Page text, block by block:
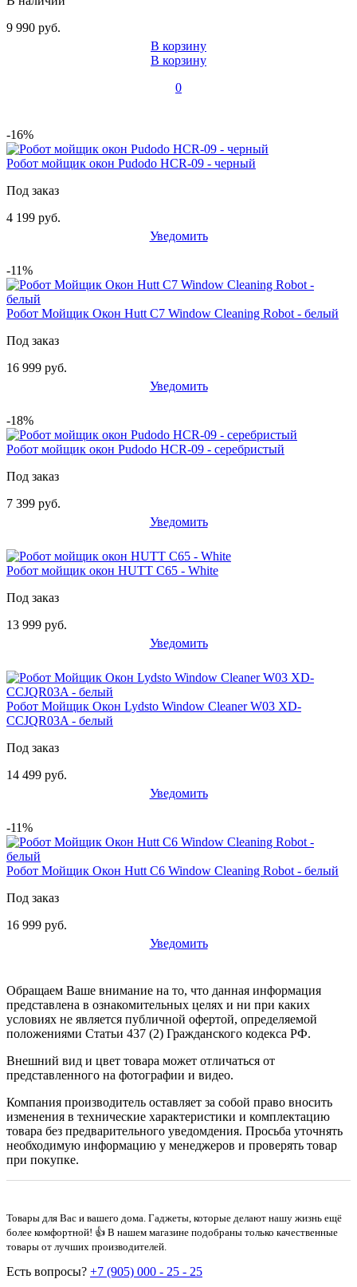
9 990 руб.
В корзину
В корзину
0
-16%
Робот мойщик окон Pudodo HCR-09 - черный
Под заказ
4 199 руб.
Уведомить
-11%
Робот Мойщик Окон Hutt C7 Window Cleaning Robot - белый
Под заказ
16 999 руб.
Уведомить
-18%
Робот мойщик окон Pudodo HCR-09 - серебристый
Под заказ
7 399 руб.
Уведомить
Робот мойщик окон HUTT C65 - White
Под заказ
13 999 руб.
Уведомить
Робот Мойщик Окон Lydsto Window Cleaner W03 XD-
CCJQR03A - белый
Под заказ
14 499 руб.
Уведомить
-11%
Робот Мойщик Окон Hutt C6 Window Cleaning Robot - белый
Под заказ
16 999 руб.
Уведомить
Обращаем Ваше внимание на то, что данная информация
представлена в ознакомительных целях и ни при каких
условиях не является публичной офертой, определяемой
положениями Статьи 437 (2) Гражданского кодекса РФ.
Внешний вид и цвет товара может отличаться от
представленного на фотографии и видео.
Компания производитель оставляет за собой право вносить
изменения в технические характеристики и комплектацию
товара без предварительного уведомдения. Просьба уточнять
необходимую информацию у менеджеров и проверять товар
при покупке.
Товары для Вас и вашего дома. Гаджеты, которые делают нашу жизнь ещё
более комфортной! 👍 В нашем магазине подобраны только качественные
товары от лучших производителей.
Есть вопросы? +7 (905) 000 - 25 - 25